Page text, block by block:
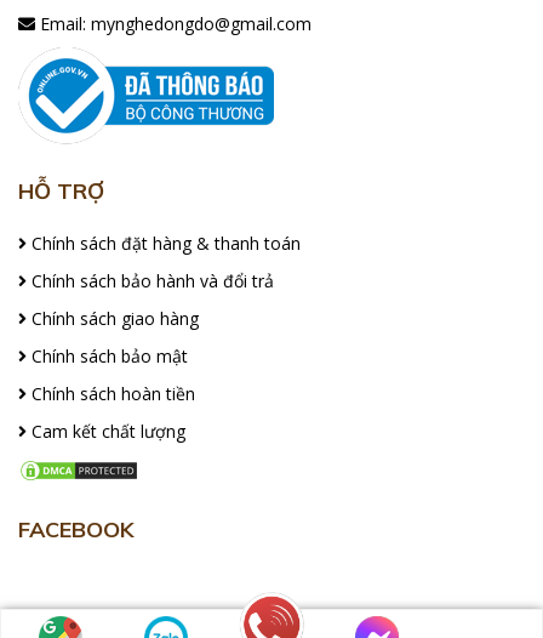
Email: mynghedongdo@gmail.com
HỖ TRỢ
Chính sách đặt hàng & thanh toán
Chính sách bảo hành và đổi trả
Chính sách giao hàng
Chính sách bảo mật
Chính sách hoàn tiền
Cam kết chất lượng
FACEBOOK